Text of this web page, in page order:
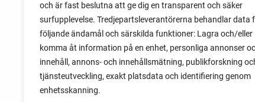
och är fast beslutna att ge dig en transparent och säker
surfupplevelse. Tredjepartsleverantörerna behandlar data
följande ändamål och särskilda funktioner: Lagra och/eller
komma åt information på en enhet, personliga annonser
innehåll, annons- och innehållsmätning, publikforskning
tjänsteutveckling, exakt platsdata och identifiering genom
enhetsskanning.